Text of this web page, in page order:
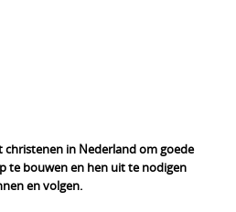
christenen in Nederland om goede
te bouwen en hen uit te nodigen
en volgen.